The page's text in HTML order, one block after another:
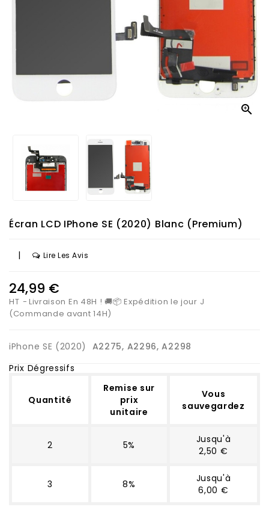

Écran LCD IPhone SE (2020) Blanc (Premium)
| Lire Les Avis
24,99 €
HT
Livraison En 48H ! 🚚📦 Expédition le jour J
(Commande avant 14H)
iPhone SE (2020)
A2275, A2296, A2298
Prix Dégressifs
Quantité
Remise sur
prix
unitaire
Vous
sauvegardez
2 5%
Jusqu'à
2,50 €
3 8%
Jusqu'à
6,00 €